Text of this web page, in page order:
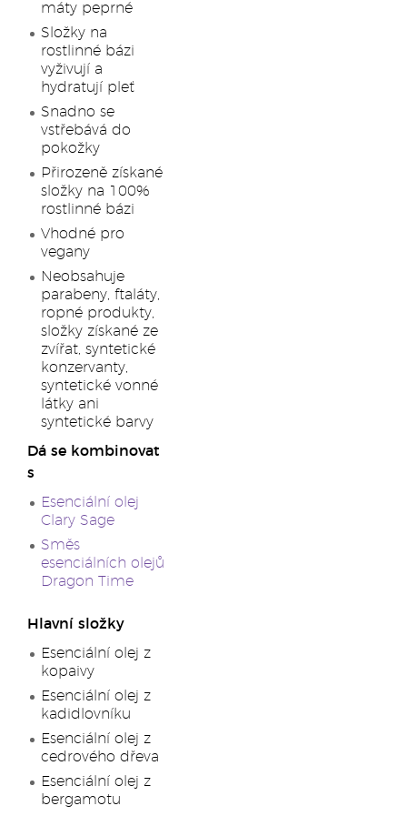
máty peprné
Složky na
rostlinné bázi
vyživují a
hydratují pleť
Snadno se
vstřebává do
pokožky
Přirozeně získané
složky na 100%
rostlinné bázi
Vhodné pro
vegany
Neobsahuje
parabeny, ftaláty,
ropné produkty,
složky získané ze
zvířat, syntetické
konzervanty,
syntetické vonné
látky ani
syntetické barvy
Dá se kombinovat
s
Esenciální olej
Clary Sage
Směs
esenciálních olejů
Dragon Time
Hlavní složky
Esenciální olej z
kopaivy
Esenciální olej z
kadidlovníku
Esenciální olej z
cedrového dřeva
Esenciální olej z
bergamotu